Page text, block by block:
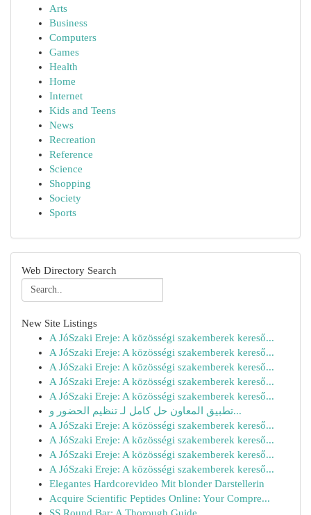
Arts
Business
Computers
Games
Health
Home
Internet
Kids and Teens
News
Recreation
Reference
Science
Shopping
Society
Sports
Web Directory Search
New Site Listings
A JóSzaki Ereje: A közösségi szakemberek kereső...
A JóSzaki Ereje: A közösségi szakemberek kereső...
A JóSzaki Ereje: A közösségi szakemberek kereső...
A JóSzaki Ereje: A közösségi szakemberek kereső...
A JóSzaki Ereje: A közösségi szakemberek kereső...
تطبيق المعاون حل كامل لـ تنظيم الحضور و...
A JóSzaki Ereje: A közösségi szakemberek kereső...
A JóSzaki Ereje: A közösségi szakemberek kereső...
A JóSzaki Ereje: A közösségi szakemberek kereső...
A JóSzaki Ereje: A közösségi szakemberek kereső...
Elegantes Hardcorevideo Mit blonder Darstellerin
Acquire Scientific Peptides Online: Your Compre...